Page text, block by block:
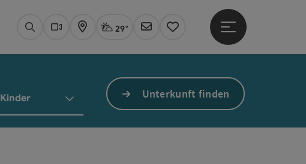
SuchenWebcams
KarteAktuelles Wetter Linz, stark bewölkt
29°
Newsletter
Merkzettel
Hauptmenü öffnen
Kinder Unterkunft finden